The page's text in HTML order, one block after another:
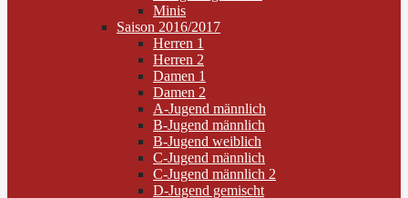
Minis
Saison 2016/2017
Herren 1
Herren 2
Damen 1
Damen 2
A-Jugend männlich
B-Jugend männlich
B-Jugend weiblich
C-Jugend männlich
C-Jugend männlich 2
D-Jugend gemischt